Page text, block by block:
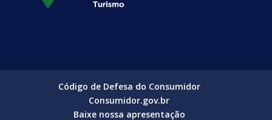
Código de Defesa do Consumidor
Consumidor.gov.br
Baixe nossa apresentação